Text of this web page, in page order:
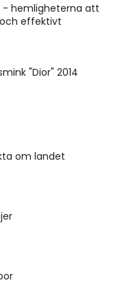
- hemligheterna att
effektivt
"Dior" 2014
om landet